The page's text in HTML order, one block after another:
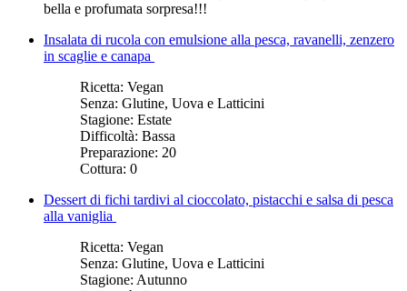
bella e profumata sorpresa!!!
Insalata di rucola con emulsione alla pesca, ravanelli, zenzero
in scaglie e canapa
Ricetta: Vegan
Senza: Glutine, Uova e Latticini
Stagione: Estate
Difficoltà: Bassa
Preparazione: 20
Cottura: 0
Dessert di fichi tardivi al cioccolato, pistacchi e salsa di pesca
alla vaniglia
Ricetta: Vegan
Senza: Glutine, Uova e Latticini
Stagione: Autunno